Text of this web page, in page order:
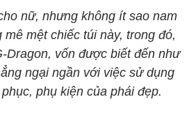
nữ, nhưng không ít sao nam
mệt chiếc túi này, trong đó,
Dragon, vốn được biết đến như
ngại ngần với việc sử dụng
phụ kiện của phái đẹp.